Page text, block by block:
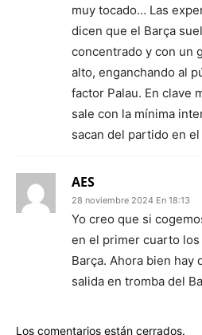
muy tocado… Las
dicen que el Barça
concentrado y con un
alto, enganchando al
factor Palau. En clave
sale con la mínima
sacan del partido en
AES
28 noviembre 2024 En 18:13
Yo creo que si
en el primer cuarto los
Barça. Ahora bien hay
salida en tromba del
Los comentarios están cerrados.